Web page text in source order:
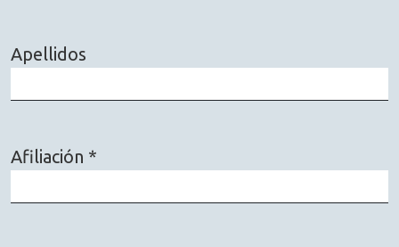
Apellidos
Afiliación *